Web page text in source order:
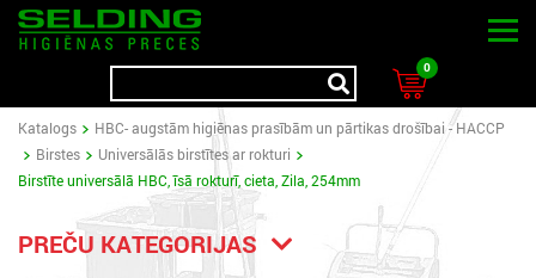
0
Katalogs
HBC- augstām higiēnas prasībām un pārtikas drošībai - HACCP
Birstes
Universālās birstītes ar rokturi
Birstīte universālā HBC, īsā rokturī, cieta, Zila, 254mm
PREČU KATEGORIJAS